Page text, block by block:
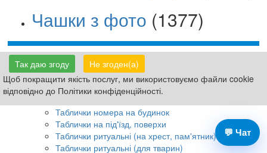
Так даю згоду
Не згоден(а)
Щоб покращити якість послуг, ми використовуємо файли cookie
відповідно до Політики конфіденційності.
Чашки з фото (1377)
Таблички Вивіски
Вивіски фасадні
Таблички на двері кабінетні
Таблички номера на будинок
Таблички на під'їзд, поверхи
Таблички ритуальні (на хрест, пам'ятник)
Таблички ритуальні (для тварин)
💬 Чат